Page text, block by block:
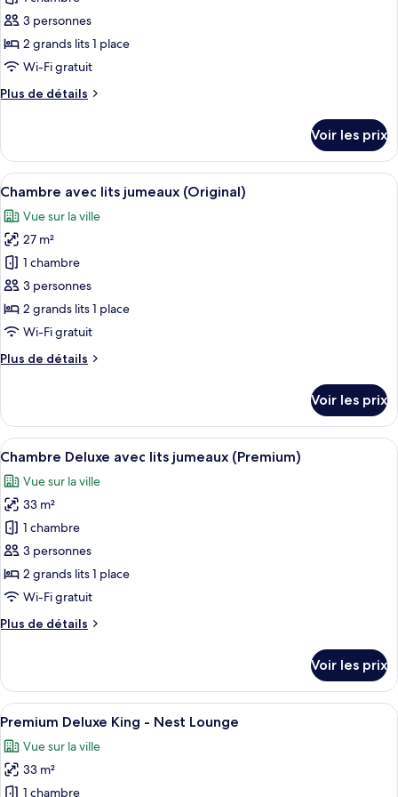
ce
type
de
chambre :
Chambre
lits
jumeaux
3 personnes
2 grands lits 1 place
Wi-Fi gratuit
Plus de détails
Plus
le
type
de
Chambre
Deluxe
avec
lits
jumeaux
Voir les prix
Afficher
toutes
les
photos
pour
ce
type
de
chambre :
Chambre
jumeaux
(Original)
Une chambre d’hôtel avec deux lits,
6
Chambre avec lits jumeaux (Original)
Vue sur la ville
27 m²
1 chambre
3 personnes
2 grands lits 1 place
Wi-Fi gratuit
Plus de détails
Plus
le
type
de
Chambre
avec
lits
jumeaux
(Original)
Voir les prix
Afficher
toutes
les
photos
pour
ce
type
de
chambre :
Chambre
lits
jumeaux
(Premium)
Une chambre d’hôtel avec un grand
6
Chambre Deluxe avec lits jumeaux (Premium)
Vue sur la ville
33 m²
1 chambre
3 personnes
2 grands lits 1 place
Wi-Fi gratuit
Plus de détails
Plus
le
type
de
Chambre
Deluxe
avec
Voir les prix
Afficher
toutes
les
photos
Une chambre d’hôtel avec un grand
8
Premium Deluxe King - Nest Lounge
Vue sur la ville
33 m²
1 chambre